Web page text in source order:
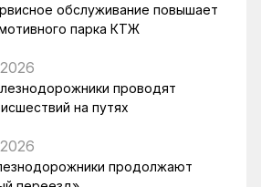
обслуживание повышает
парка КТЖ
проводят
на путях
продолжают